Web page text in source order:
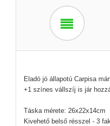
Eladó jó állapotú Carpisa
+1 színes vállszíj is jár
Táska mérete: 26x22x14cm
Kivehető belső résszel - 3